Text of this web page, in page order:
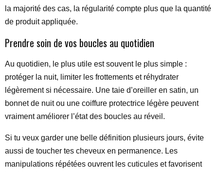
la majorité des cas, la régularité compte plus que la quantité
de produit appliquée.
Prendre soin de vos boucles au quotidien
Au quotidien, le plus utile est souvent le plus simple :
protéger la nuit, limiter les frottements et réhydrater
légèrement si nécessaire. Une taie d’oreiller en satin, un
bonnet de nuit ou une coiffure protectrice légère peuvent
vraiment améliorer l’état des boucles au réveil.
Si tu veux garder une belle définition plusieurs jours, évite
aussi de toucher tes cheveux en permanence. Les
manipulations répétées ouvrent les cuticules et favorisent